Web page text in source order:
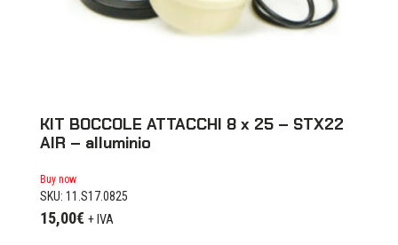
KIT BOCCOLE ATTACCHI 8 x 25 – STX22
AIR – alluminio
Buy now
SKU: 11.S17.0825
15,00€ + IVA